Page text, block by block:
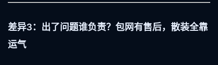
差异3：出了问题谁负责？包网有售后，散装全靠
运气